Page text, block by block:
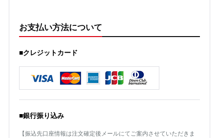
お支払い方法について
■クレジットカード
■銀行振り込み
【振込先口座情報は注文確定後メールにてご案内させていただきま